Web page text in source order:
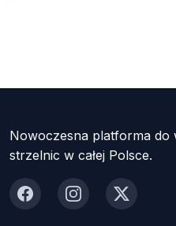
Nowoczesna platforma do
strzelnic w całej Polsce.
FacebookInstagram
X